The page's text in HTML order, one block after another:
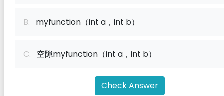
B. myfunction（int a，int b）
C. 空隙myfunction（int a，int b）
Check Answer